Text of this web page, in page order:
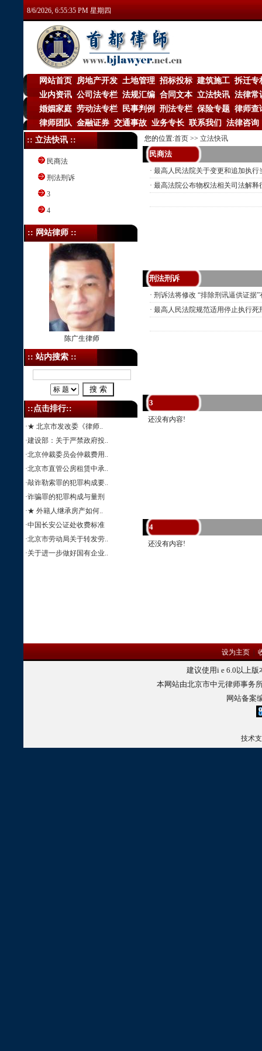
8/6/2026, 6:55:35 PM 星期四
网站首页 房地产开发 土地管理 招标投标 建筑施工 拆迁专
业内资讯 公司法专栏 法规汇编 合同文本 立法快讯 法律常
婚姻家庭 劳动法专栏 民事判例 刑法专栏 保险专题 律师查
律师团队 金融证券 交通事故 业务专长 联系我们
法律咨询
:: 立法快讯 ::
民商法
刑法刑诉
3
4
:: 网站律师 ::
陈广生律师
:: 站内搜索 ::
::点击排行::
·★ 北京市发改委《律师..
·建设部：关于严禁政府投..
·北京仲裁委员会仲裁费用..
·北京市直管公房租赁中承..
·敲诈勒索罪的犯罪构成要..
·诈骗罪的犯罪构成与量刑
·★ 外籍人继承房产如何..
·中国长安公证处收费标准
·北京市劳动局关于转发劳..
·关于进一步做好国有企业..
您的位置:首页 >> 立法快讯
民商法
· 最高人民法院关于变更和追加执行
· 最高法院公布物权法相关司法解释
刑法刑诉
· 刑诉法将修改 “排除刑讯逼供证据”
· 最高人民法院规范适用停止执行死
3
还没有内容!
4
还没有内容!
设为主页
建议使用i e 6.0 以上版
本网站由北京市中元律师事务
网站备案
技术